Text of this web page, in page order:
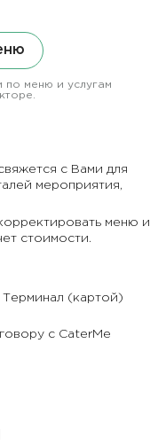
по меню и услугам
с Вами для
мероприятия,
меню и
стоимости.
Терминал (картой)
с CaterMe